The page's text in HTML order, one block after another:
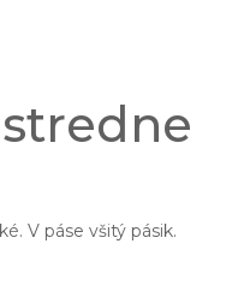
V páse všitý pásik.